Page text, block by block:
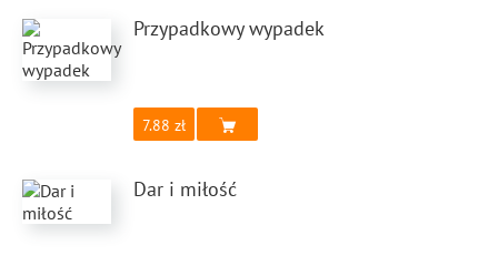
Przypadkowy wypadek
7.88
Dar i miłość